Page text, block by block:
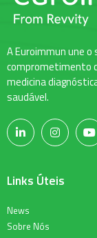
A Euroimmun une o
comprometimento
medicina
saudável.
Links Úteis
News
Sobre Nós